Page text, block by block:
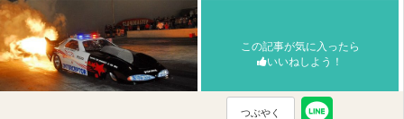
この記事が気に入ったら
いいねしよう！
つぶやく